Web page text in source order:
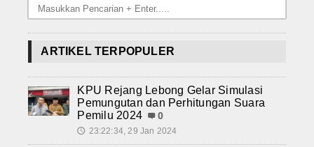
ARTIKEL TERPOPULER
KPU Rejang Lebong Gelar Simulasi
Pemungutan dan Perhitungan Suara
Pemilu 2024
0
🕔 23:22:34, 29 Jan 2024